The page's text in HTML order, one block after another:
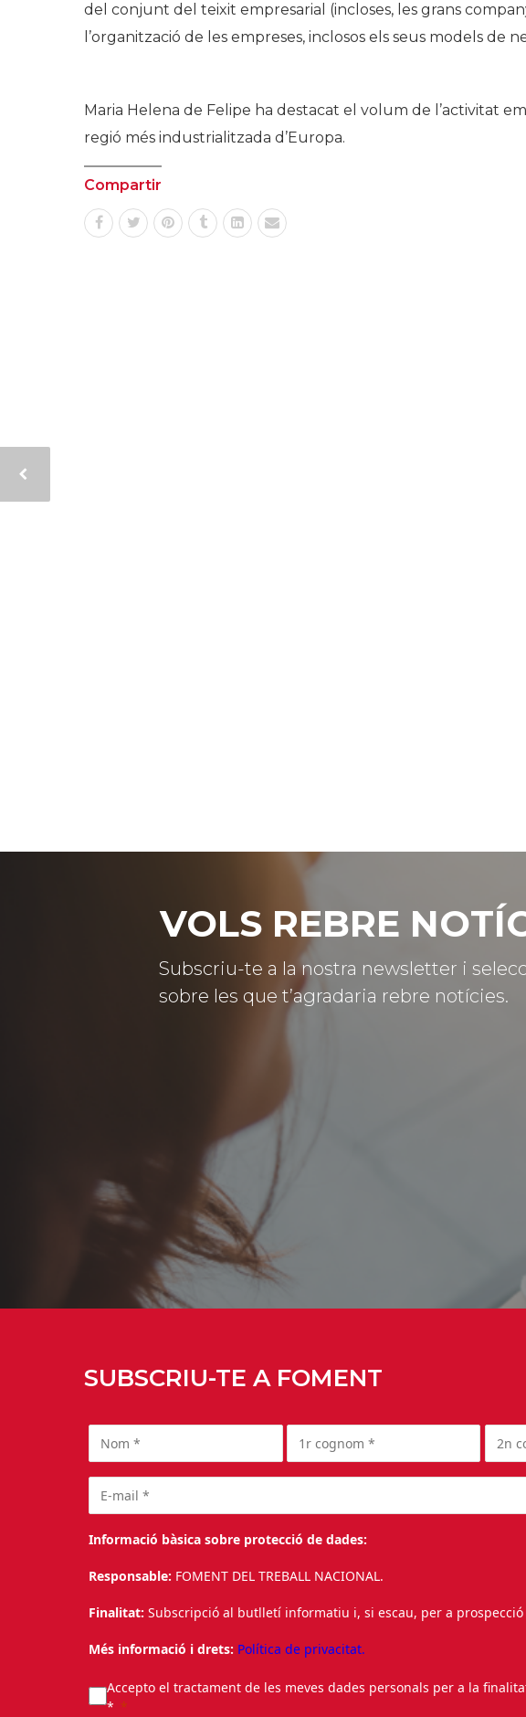
del conjunt del teixit empresarial (incloses, les grans
l’organització de les empreses, inclosos els seus models de
Maria Helena de Felipe ha destacat el volum de l’activitat
regió més industrialitzada d’Europa.
Compartir
VOLS REBRE
Subscriu-te a la nostra newsletter i
sobre les que t’agradaria rebre notícies.
SUBSCRIU-TE A FOMENT
Informació bàsica sobre protecció de dades:
Responsable: FOMENT DEL TREBALL NACIONAL.
Finalitat: Subscripció al butlletí informatiu i, si escau, per a prospecció
Més informació i drets: Política de privacitat.
Accepto el tractament de les meves dades personals per a la
*